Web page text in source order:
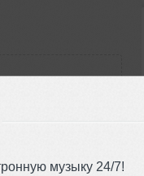
музыку 24/7!